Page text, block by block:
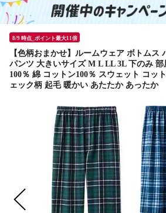
8/9 時点_ポイント最大11倍
【色柄おまかせ】ルームウェア ボトムス
パンツ 大きいサイズ M L LL 3L 下のみ
100％ 綿 コットン100％ スウェット コッ
ェック柄 起毛 暖かい あたたか あったか